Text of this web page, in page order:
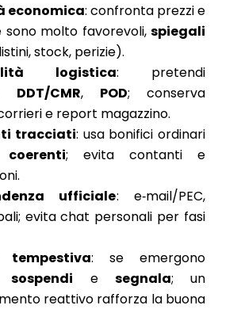
economica: confronta prezzi e
sono molto favorevoli,spiegali
stock, perizie).
logistica: pretendi
DDT/CMR, POD; conserva
e report magazzino.
tracciati: usa bonifici ordinari
coerenti; evita contanti e
ufficiale: e‑mail/PEC,
evita chat personali per fasi
tempestiva: se emergono
sospendi e segnala; un
reattivo rafforza la buona